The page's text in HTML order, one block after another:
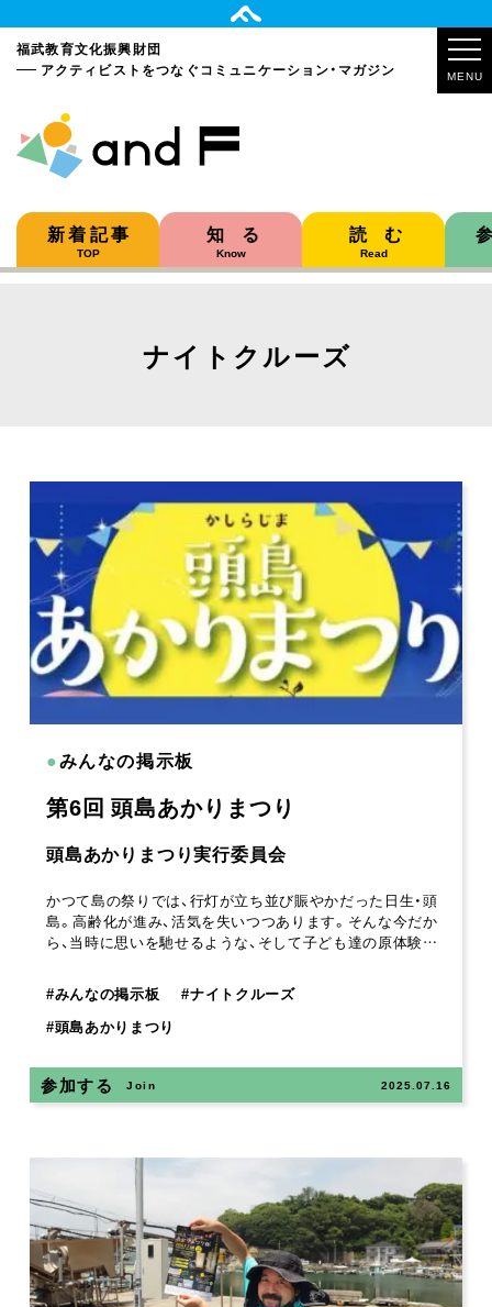
福武教育文化振興財団
アクティビストをつなぐコミュニケーション・マガジン MENU
新着記事
TOP
知る
Know
読む
Read
ナイトクルーズ
●みんなの掲示板
第6回 頭島あかりまつり
頭島あかりまつり実行委員会
かつて島の祭りでは、行灯が立ち並び賑やかだった日生・頭
島。高齢化が進み、活気を失いつつあります。そんな今だか
ら、当時に思いを馳せるような、そして子ども達の原体験…
#みんなの掲示板 #ナイトクルーズ
#頭島あかりまつり
参加する Join 2025.07.16